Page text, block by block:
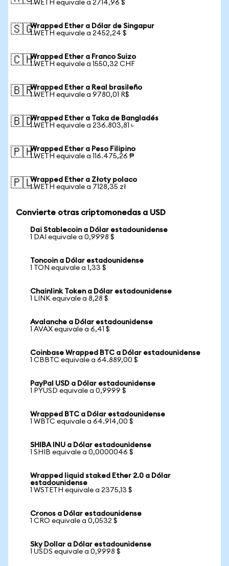
1 WETH equivale a 2714,96 $
🇸🇬Wrapped Ether a Dólar de Singapur
1 WETH equivale a 2452,24 $
🇨🇭Wrapped Ether a Franco Suizo
1 WETH equivale a 1550,32 CHF
🇧🇷Wrapped Ether a Real brasileño
1 WETH equivale a 9780,01 R$
🇧🇩Wrapped Ether a Taka de Bangladés
1 WETH equivale a 236.803,81 ৳
🇵🇭Wrapped Ether a Peso Filipino
1 WETH equivale a 116.475,26 ₱
🇵🇱Wrapped Ether a Złoty polaco
1 WETH equivale a 7128,35 zł
Convierte otras criptomonedas a USD
Dai Stablecoin a Dólar estadounidense
1 DAI equivale a 0,9998 $
Toncoin a Dólar estadounidense
1 TON equivale a 1,33 $
Chainlink Token a Dólar estadounidense
1 LINK equivale a 8,28 $
Avalanche a Dólar estadounidense
1 AVAX equivale a 6,41 $
Coinbase Wrapped BTC a Dólar estadounidense
1 CBBTC equivale a 64.889,00 $
PayPal USD a Dólar estadounidense
1 PYUSD equivale a 0,9999 $
Wrapped BTC a Dólar estadounidense
1 WBTC equivale a 64.914,00 $
SHIBA INU a Dólar estadounidense
1 SHIB equivale a 0,0000046 $
Wrapped liquid staked Ether 2.0 a Dólar
estadounidense
1 WSTETH equivale a 2375,13 $
Cronos a Dólar estadounidense
1 CRO equivale a 0,0532 $
Sky Dollar a Dólar estadounidense
1 USDS equivale a 0,9998 $